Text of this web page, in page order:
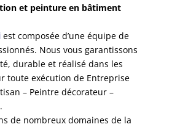
et peinture en bâtiment
est composée d’une équipe de
Nous vous garantissons
durable et réalisé dans les
toute exécution de Entreprise
– Peintre décorateur –
de nombreux domaines de la